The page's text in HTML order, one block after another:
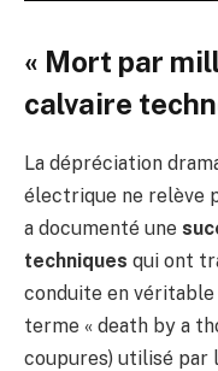
« Mort par
calvaire
La dépréciation
électrique ne relève
a documenté une
techniques qui ont
conduite en
terme « death by a
coupures) utilisé par